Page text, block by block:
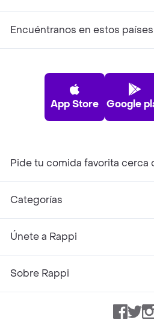
Encuéntranos en estos países
App Store Google
Pide tu comida favorita cerca
Categorías
Únete a Rappi
Sobre Rappi